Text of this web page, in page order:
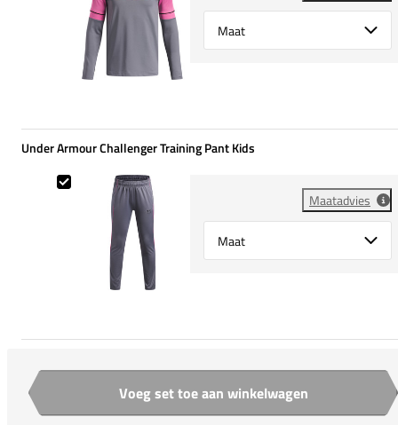
Select {option} for {name}
Under Armour Challenger Training Pant Kids
Maatadvies
Select {option} for {name}
Under Armour Challenger Training Pant Kids
Aantal Voeg set toe aan winkelwagen